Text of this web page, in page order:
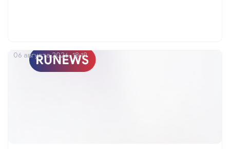
06 августа 2026, 18:19